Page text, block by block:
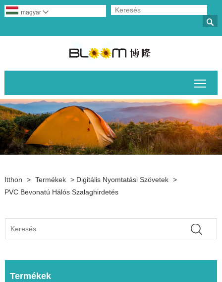

magyar 
Itthon > Termékek > Digitális Nyomtatási Szövetek >
PVC Bevonatú Hálós Szalaghirdetés
Termékek